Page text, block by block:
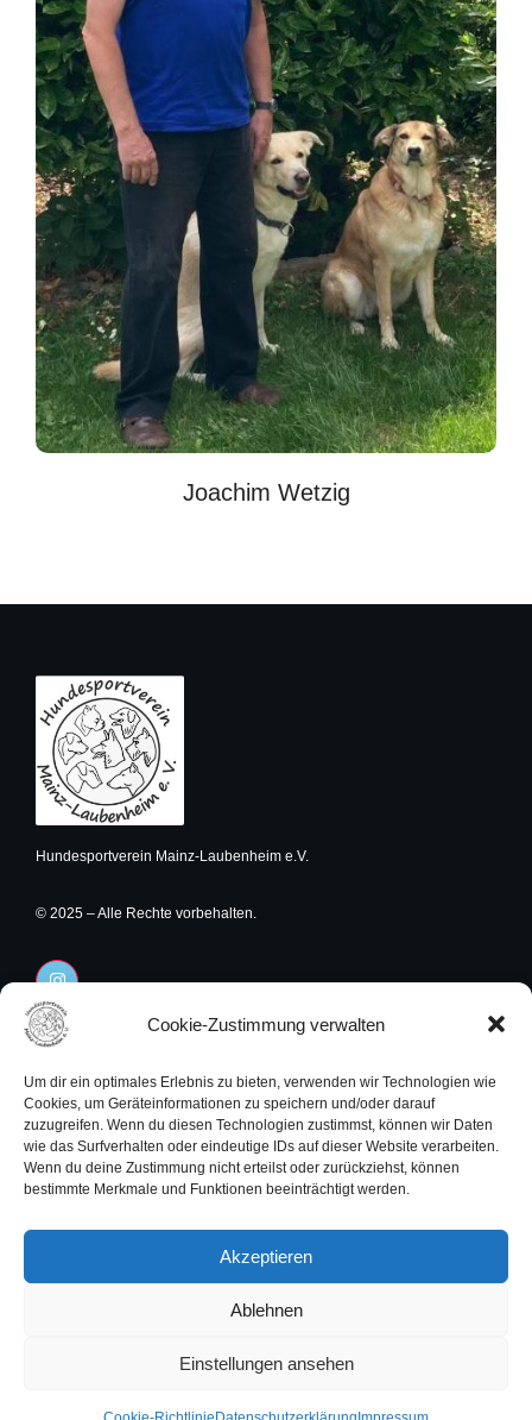
Cookie-Zustimmung verwalten
Um dir ein optimales Erlebnis zu bieten, verwenden wir Technologien wie
Cookies, um Geräteinformationen zu speichern und/oder darauf
zuzugreifen. Wenn du diesen Technologien zustimmst, können wir Daten
wie das Surfverhalten oder eindeutige IDs auf dieser Website verarbeiten.
Wenn du deine Zustimmung nicht erteilst oder zurückziehst, können
bestimmte Merkmale und Funktionen beeinträchtigt werden.
Akzeptieren
Ablehnen
Einstellungen ansehen
Joachim Wetzig
Hundesportverein Mainz-Laubenheim e.V.
© 2025 – Alle Rechte vorbehalten.
I
n
s
t
a
r
a
m
Rechtliches
Impressum
Datenschutzerklärung
Cookies
Navigation
Startseite
Unser Verein
Angebote
Termine
Kontakt
info@hundesportverein-mainz-laubenheim.de